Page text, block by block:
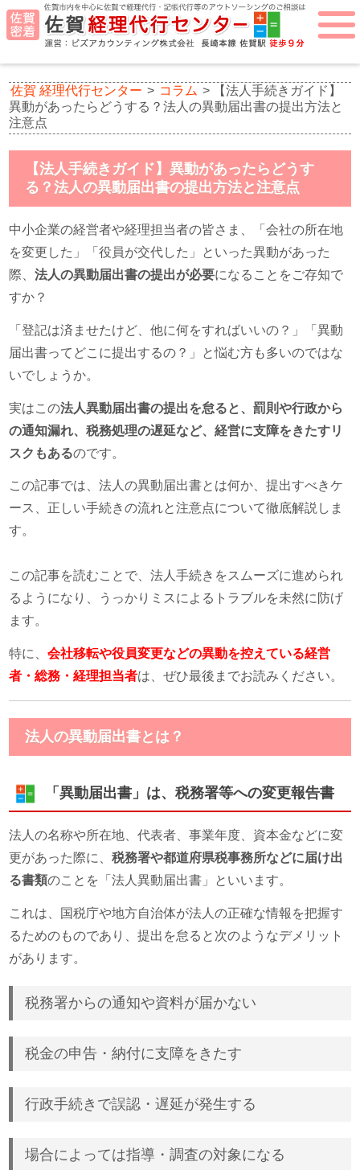
佐賀 経理代行センター > コラム >
【法人手続きガイド】
異動があったらどうする？法人の異動届出書の提出方法と
注意点
【法人手続きガイド】異動があったらどうす
る？法人の異動届出書の提出方法と注意点
中小企業の経営者や経理担当者の皆さま、「会社の所在地
を変更した」「役員が交代した」といった異動があった
際、法人の異動届出書の提出が必要になることをご存知で
すか？
「登記は済ませたけど、他に何をすればいいの？」「異動
届出書ってどこに提出するの？」と悩む方も多いのではな
いでしょうか。
実はこの法人異動届出書の提出を怠ると、罰則や行政から
の通知漏れ、税務処理の遅延など、経営に支障をきたすリ
スクもあるのです。
この記事では、法人の異動届出書とは何か、提出すべきケ
ース、正しい手続きの流れと注意点について徹底解説しま
す。
この記事を読むことで、法人手続きをスムーズに進められ
るようになり、うっかりミスによるトラブルを未然に防げ
ます。
特に、会社移転や役員変更などの異動を控えている経営
者・総務・経理担当者は、ぜひ最後までお読みください。
法人の異動届出書とは？
「異動届出書」は、税務署等への変更報告書
法人の名称や所在地、代表者、事業年度、資本金などに変
更があった際に、税務署や都道府県税事務所などに届け出
る書類のことを「法人異動届出書」といいます。
これは、国税庁や地方自治体が法人の正確な情報を把握す
るためのものであり、提出を怠ると次のようなデメリット
があります。
税務署からの通知や資料が届かない
税金の申告・納付に支障をきたす
行政手続きで誤認・遅延が発生する
場合によっては指導・調査の対象になる